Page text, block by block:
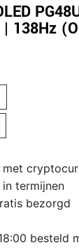
| 138Hz
met
termijnen
bezorgd
besteld